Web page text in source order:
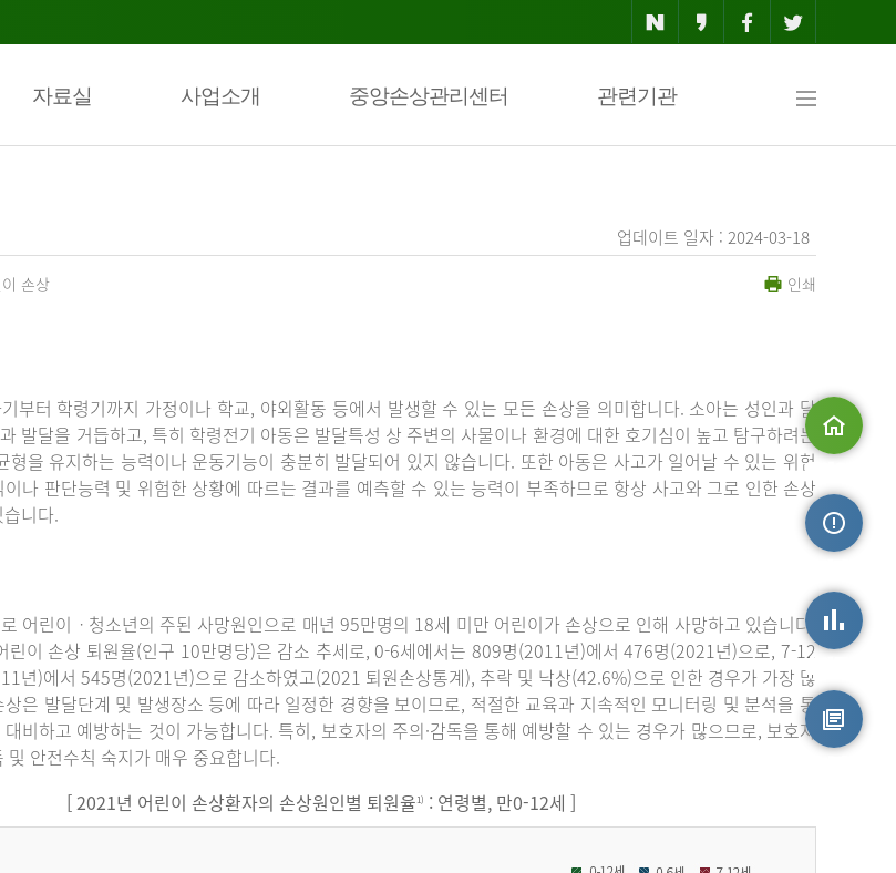
자료실 사업소개 중앙손상관리센터 관련기관
맵
업데이트 일자 : 2024-03-18
손상 인쇄
부터 학령기까지 가정이나 학교, 야외활동 등에서 발생할 수 있는 모든 손상을 의미합니다. 소아는 성인과 달
발달을 거듭하고, 특히 학령전기 아동은 발달특성 상 주변의 사물이나 환경에 대한 호기심이 높고 탐구하려는
형을 유지하는 능력이나 운동기능이 충분히 발달되어 있지 않습니다. 또한 아동은 사고가 일어날 수 있는 위험
나 판단능력 및 위험한 상황에 따르는 결과를 예측할 수 있는 능력이 부족하므로 항상 사고와 그로 인한 손상
니다.
어린이ㆍ청소년의 주된 사망원인으로 매년 95만명의 18세 미만 어린이가 손상으로 인해 사망하고 있습니다.
린이 손상 퇴원율(인구 10만명당)은 감소 추세로, 0-6세에서는 809명(2011년)에서 476명(2021년)으로, 7-12
년)에서 545명(2021년)으로 감소하였고(2021 퇴원손상통계), 추락 및 낙상(42.6%)으로 인한 경우가 가장 많
은 발달단계 및 발생장소 등에 따라 일정한 경향을 보이므로, 적절한 교육과 지속적인 모니터링 및 분석을 통
비하고 예방하는 것이 가능합니다. 특히, 보호자의 주의·감독을 통해 예방할 수 있는 경우가 많으므로, 보호자
및 안전수칙 숙지가 매우 중요합니다.
[ 2021년 어린이 손상환자의 손상원인별 퇴원율1) : 연령별, 만0-12세 ]
메인으로
손상통계